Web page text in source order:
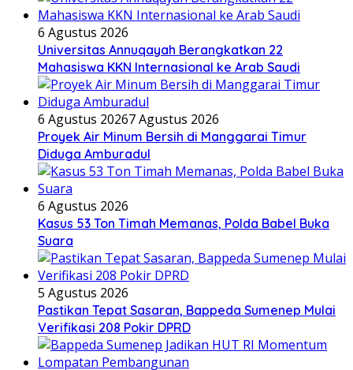
6 Agustus 2026
Universitas Annuqayah Berangkatkan 22
Mahasiswa KKN Internasional ke Arab Saudi
6 Agustus 20267 Agustus 2026
Proyek Air Minum Bersih di Manggarai Timur
Diduga Amburadul
6 Agustus 2026
Kasus 53 Ton Timah Memanas, Polda Babel Buka
Suara
5 Agustus 2026
Pastikan Tepat Sasaran, Bappeda Sumenep Mulai
Verifikasi 208 Pokir DPRD